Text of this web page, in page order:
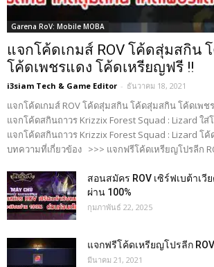
Garena RoV: Mobile MOBA
แจกโค้ดเกมส์ ROV โค้ดสุ่มสกิน
โค้ดเพชรแดง โค้ดเหรียญฟรี !!
i3siam Tech & Game Editor - ธันวาคม 18, 2021
แจกโค้ดเกมส์ ROV โค้ดสุ่มสกิน โค้ดสุ่มสกิน โค้ดเพช
แจกโค้ดสกินถาวร Krizzix Forest Squad : Lizard ใ
แจกโค้ดสกินถาวร Krizzix Forest Squad : Lizard โค้ด
บทความที่เกี่ยวข้อง >>> แจกฟรีโค้ดเหรียญโปรลีก
สอนสมัคร ROV เซิร์ฟเบต้าเวี
ผ่าน 100%
กุมภาพันธ์ 22, 2025
แจกฟรีโค้ดเหรียญโปรลีก
มีนาคม 21, 2021